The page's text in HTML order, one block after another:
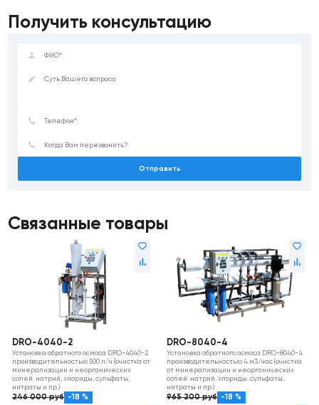
Получить консультацию
Отправить
Связанные товары
DRO-4040-2
Установка обратного осмоса DRO-4040-2
производительностью 500 л/ч (очистка от
минерализации и неорганических
солей: натрий, хлориды, сульфаты,
нитраты и пр.)
246 000руб -18 %
DRO-8040-4
Установка обратного осмоса DRO-8040-4
производительностью 4 м3/час (очистка
от минерализации и неорганических
солей: натрий, хлориды, сульфаты,
нитраты и пр.)
965 200руб -18 %